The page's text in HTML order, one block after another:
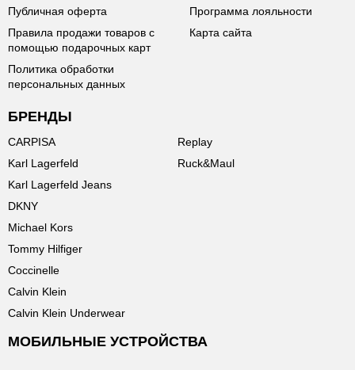
Публичная оферта
Правила продажи товаров с
помощью подарочных карт
Политика обработки
персональных данных
Программа лояльности
Карта сайта
БРЕНДЫ
CARPISA
Karl Lagerfeld
Karl Lagerfeld Jeans
DKNY
Michael Kors
Tommy Hilfiger
Coccinelle
Calvin Klein
Calvin Klein Underwear
Replay
Ruck&Maul
МОБИЛЬНЫЕ УСТРОЙСТВА